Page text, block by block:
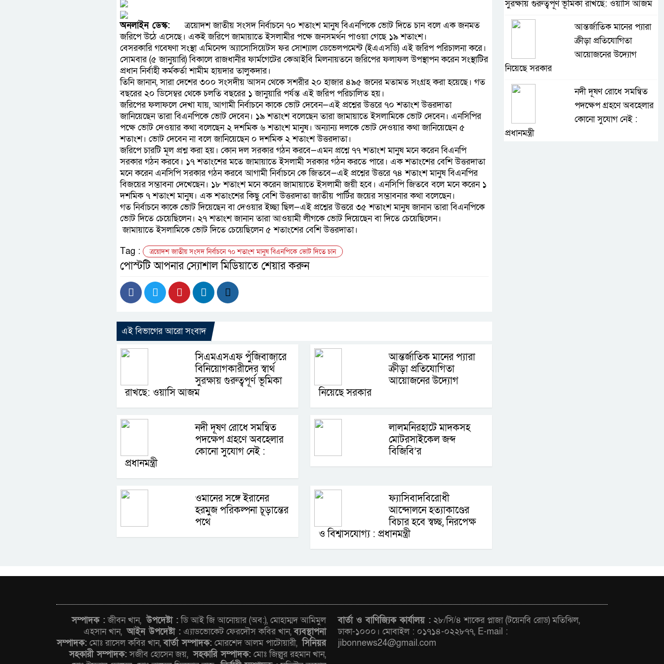
অনলাইন ডেস্ক: ত্রয়োদশ জাতীয় সংসদ নির্বাচনে৭০ শতাংশ মানুষ বিএনপিকে ভোট দিতে চান বলে এক জনমত
জরিপে উঠে এসেছে। একই জরিপে জামায়াতে ইসলামীর পক্ষে জনসমর্থন পাওয়া গেছে ১৯ শতাংশ।
বেসরকারি গবেষণা সংস্থা এমিনেন্স অ্যাসোসিয়েটস ফর সোশ্যাল ডেভেলপমেন্ট (ইএএসডি) এই জরিপ পরিচালনা করে।
সোমবার (৫ জানুয়ারি) বিকালে রাজধানীর ফার্মগেটের কেআইবি মিলনায়তনে জরিপের ফলাফল উপস্থাপন করেন সংস্থাটির
প্রধান নির্বাহী কর্মকর্তা শামীম হায়দার তালুকদার।
তিনি জানান, সারা দেশের ৩০০ সংসদীয় আসন থেকে সশরীর ২০ হাজার ৪৯৫ জনের মতামত সংগ্রহ করা হয়েছে। গত
বছরের ২০ ডিসেম্বর থেকে চলতি বছরের ১ জানুয়ারি পর্যন্ত এই জরিপ পরিচালিত হয়।
জরিপের ফলাফলে দেখা যায়, আগামী নির্বাচনে কাকে ভোট দেবেন—এই প্রশ্নের উত্তরে ৭০ শতাংশ উত্তরদাতা
জানিয়েছেন তারা বিএনপিকে ভোট দেবেন। ১৯ শতাংশ বলেছেন তারা জামায়াতে ইসলামিকে ভোট দেবেন। এনসিপির
পক্ষে ভোট দেওয়ার কথা বলেছেন ২ দশমিক ৬ শতাংশ মানুষ। অন্যান্য দলকে ভোট দেওয়ার কথা জানিয়েছেন ৫
শতাংশ। ভোট দেবেন না বলে জানিয়েছেন ০ দশমিক ২ শতাংশ উত্তরদাতা।
জরিপে চারটি মূল প্রশ্ন করা হয়। কোন দল সরকার গঠন করবে—এমন প্রশ্নে ৭৭ শতাংশ মানুষ মনে করেন বিএনপি
সরকার গঠন করবে। ১৭ শতাংশের মতে জামায়াতে ইসলামী সরকার গঠন করতে পারে। এক শতাংশের বেশি উত্তরদাতা
মনে করেন এনসিপি সরকার গঠন করবে আগামী নির্বাচনে কে জিতবে—এই প্রশ্নের উত্তরে ৭৪ শতাংশ মানুষ বিএনপির
বিজয়ের সম্ভাবনা দেখেছেন। ১৮ শতাংশ মনে করেন জামায়াতে ইসলামী জয়ী হবে। এনসিপি জিতবে বলে মনে করেন ১
দশমিক ৭ শতাংশ মানুষ। এক শতাংশের কিছু বেশি উত্তরদাতা জাতীয় পার্টির জয়ের সম্ভাবনার কথা বলেছেন।
গত নির্বাচনে কাকে ভোট দিয়েছেন বা দেওয়ার ইচ্ছা ছিল—এই প্রশ্নের উত্তরে ৩৫ শতাংশ মানুষ জানান তারা বিএনপিকে
ভোট দিতে চেয়েছিলেন। ২৭ শতাংশ জানান তারা আওয়ামী লীগকে ভোট দিয়েছেন বা দিতে চেয়েছিলেন।
জামায়াতে ইসলামিকে ভোট দিতে চেয়েছিলেন৫শতাংশের বেশি উত্তরদাতা।
Tag :
ত্রয়োদশ জাতীয় সংসদ নির্বাচনে ৭০ শতাংশ মানুষ বিএনপিকে ভোট দিতে চান
পোস্টটি আপনার স্যোশাল মিডিয়াতে শেয়ার করুন
এই বিভাগের আরো সংবাদ
সিএমএসএফ পুঁজিবাজারে
বিনিয়োগকারীদের স্বার্থ
সুরক্ষায় গুরুত্বপূর্ণ ভূমিকা
রাখছে: ওয়াসি আজম
আন্তর্জাতিক মানের প্যারা
ক্রীড়া প্রতিযোগিতা
আয়োজনের উদ্যোগ
নিয়েছে সরকার
নদী দূষণ রোধে সমন্বিত
পদক্ষেপ গ্রহণে অবহেলার
কোনো সুযোগ নেই :
প্রধানমন্ত্রী
লালমনিরহাটে মাদকসহ
মোটরসাইকেল জব্দ
বিজিবি’র
ওমানের সঙ্গে ইরানের
হরমুজ পরিকল্পনা চূড়ান্তের
পথে
ফ্যাসিবাদবিরোধী
আন্দোলনে হত্যাকাণ্ডের
বিচার হবে স্বচ্ছ, নিরপেক্ষ
ও বিশ্বাসযোগ্য : প্রধানমন্ত্রী
সুরক্ষায় গুরুত্বপূর্ণ ভূমিকা রাখছে: ওয়াসি আজম
আন্তর্জাতিক মানের প্যারা
ক্রীড়া প্রতিযোগিতা
আয়োজনের উদ্যোগ
নিয়েছে সরকার
নদী দূষণ রোধে সমন্বিত
পদক্ষেপ গ্রহণে অবহেলার
কোনো সুযোগ নেই :
প্রধানমন্ত্রী
সম্পাদক :জীবন খান,উপদেষ্টা :ডি আই জি আনোয়ার (অব:), মোহাম্মদ আমিমুল
এহসান খান,আইন উপদেষ্টা : এ্যাডভোকেট ফেরদৌস কবির খান,ব্যবস্থাপনা
সম্পাদক: মোঃ রাসেল কবির খান,বার্তা সম্পাদক: মোরশেদ আলম পাটোয়ারী,সিনিয়র
সহকারী সম্পাদক:সজীব হোসেন জয়,সহকারি সম্পাদক: মোঃ জিল্লুর রহমান খান,
বার্তা ও বাণিজ্যিক কার্যালয় : ২৮/সি/৪ শাকের প্লাজা (টয়েনবি রোড) মতিঝিল,
ঢাকা-১০০০। মোবাইল : ০১৭১৪-০২২৮৭৭, E-mail :
jibonnews24@gmail.com